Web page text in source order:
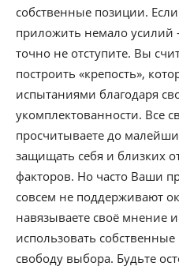
собственные позиции. Если
приложить немало усилий
точно не отступите. Вы
построить «крепость»,
испытаниями благодаря
укомплектованности. Все
просчитываете до
защищать себя и близких
факторов. Но часто Ваши
совсем не поддерживают
навязываете своё мнение
использовать
свободу выбора. Будьте